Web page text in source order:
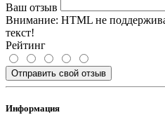
Ваш отзыв
Внимание: HTML не
текст!
Рейтинг
Отправить свой отзыв
Информация